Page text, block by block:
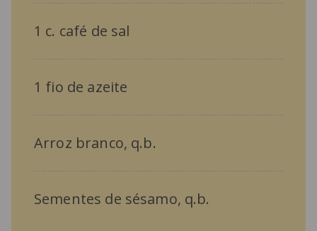
1 c. café de sal
1 fio de azeite
Arroz branco, q.b.
Sementes de sésamo, q.b.